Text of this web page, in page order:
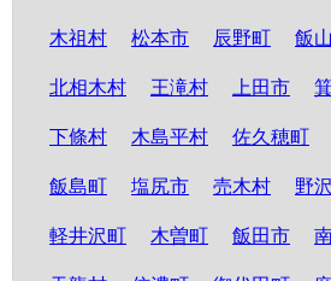
木祖村 松本市 辰野町 飯
北相木村 王滝村 上田市
下條村 木島平村 佐久穂町
飯島町 塩尻市 売木村 野
軽井沢町 木曽町 飯田市